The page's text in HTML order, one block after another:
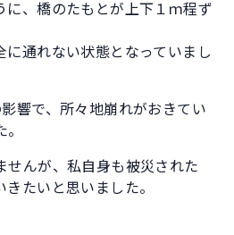
に、橋のたもとが上下１ｍ程ず
に通れない状態となっていまし
響で、所々地崩れがおきてい
せんが、私自身も被災された
たいと思いました。